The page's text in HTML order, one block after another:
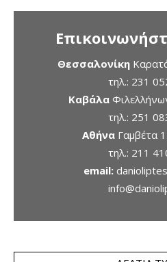
Θεσσαλονίκη
τηλ.: 231
Καβάλα
τηλ.: 251
ΑθήναΓαμβέτα
τηλ.: 211
email: